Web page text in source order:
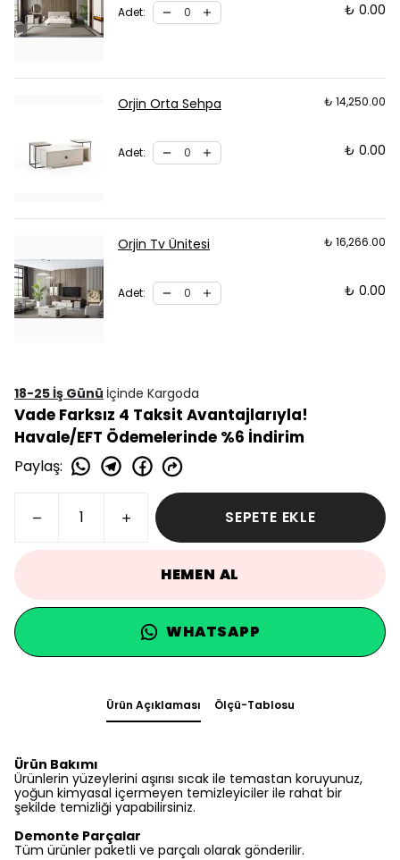
Adet: ₺ 0.00
Orjin Orta Sehpa ₺ 14,250.00
Adet: ₺ 0.00
Orjin Tv Ünitesi ₺ 16,266.00
Adet: ₺ 0.00
18-25 İş Günü İçinde Kargoda
Vade Farksız 4 Taksit Avantajlarıyla!
Havale/EFT Ödemelerinde %6 İndirim
Paylaş:
SEPETE EKLE
HEMEN AL
WHATSAPP
Ürün Açıklaması Ölçü-Tablosu
Ürün Bakımı
Ürünlerin yüzeylerini aşırısı sıcak ile temastan koruyunuz,
yoğun kimyasal içermeyen temizleyiciler ile rahat bir
şekilde temizliği yapabilirsiniz.
Demonte Parçalar
Tüm ürünler paketli ve parçalı olarak gönderilir.